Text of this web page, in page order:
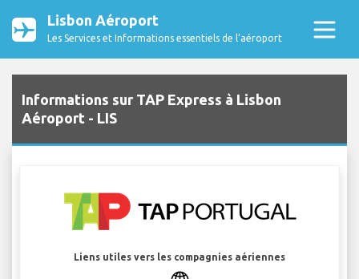
Lisbon Aéroport
Les Services et Informations essentiels de l’aéroport
Informations sur TAP Express à Lisbon
Aéroport - LIS
Liens utiles vers les compagnies aériennes